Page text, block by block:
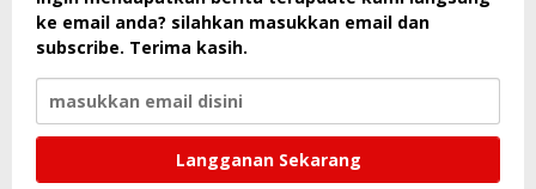
ke email anda? silahkan masukkan email dan
subscribe. Terima kasih.